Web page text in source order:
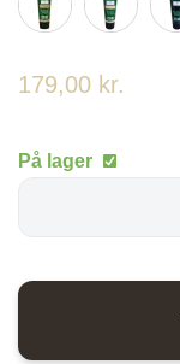
179,00 kr.
På lager
Mahogny